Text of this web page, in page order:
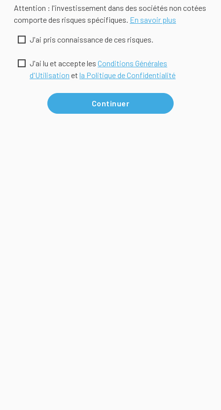
Attention : l'investissement dans des sociétés non cotées
comporte des risques spécifiques. En savoir plus
J'ai pris connaissance de ces risques.
J'ai lu et accepte les Conditions Générales
d'Utilisation et la Politique de Confidentialité